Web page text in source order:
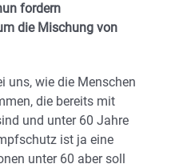
fordern
die Mischung von
uns, wie die Menschen
die bereits mit
und unter 60 Jahre
ist ja eine
unter 60 aber soll